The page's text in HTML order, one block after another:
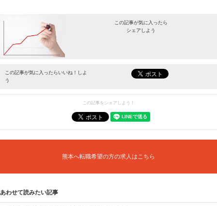
この記事が気に入ったら
シェアしよう
最新情報をお届けします。
この記事が気に入ったらいいね！しよ
う
この記事をシェアしよう！
熊本へ転職希望の方の求人はこちら
あわせて読みたい記事